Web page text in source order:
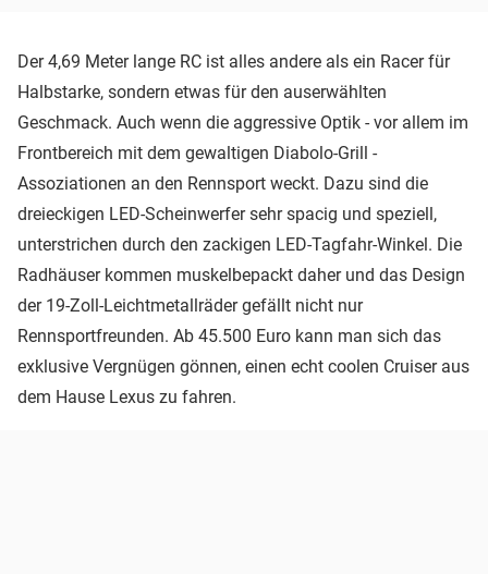
Der 4,69 Meter lange RC ist alles andere als ein Racer für
Halbstarke, sondern etwas für den auserwählten
Geschmack. Auch wenn die aggressive Optik - vor allem im
Frontbereich mit dem gewaltigen Diabolo-Grill -
Assoziationen an den Rennsport weckt. Dazu sind die
dreieckigen LED-Scheinwerfer sehr spacig und speziell,
unterstrichen durch den zackigen LED-Tagfahr-Winkel. Die
Radhäuser kommen muskelbepackt daher und das Design
der 19-Zoll-Leichtmetallräder gefällt nicht nur
Rennsportfreunden. Ab 45.500 Euro kann man sich das
exklusive Vergnügen gönnen, einen echt coolen Cruiser aus
dem Hause Lexus zu fahren.